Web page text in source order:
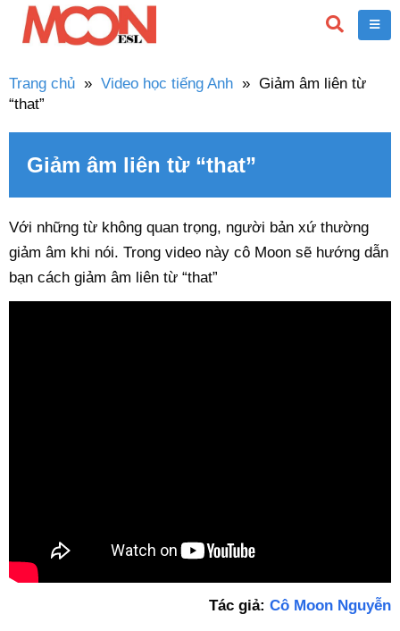
Trang chủ » Video học tiếng Anh » Giảm âm liên từ
“that”
Giảm âm liên từ “that”
Với những từ không quan trọng, người bản xứ thường
giảm âm khi nói. Trong video này cô Moon sẽ hướng dẫn
bạn cách giảm âm liên từ “that”
Tác giả: Cô Moon Nguyễn